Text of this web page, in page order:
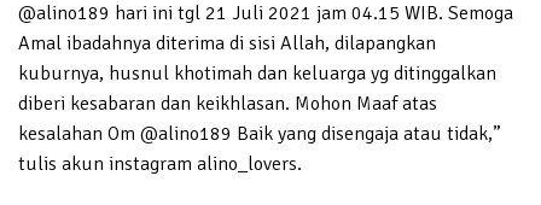
@alino189 hari ini tgl 21 Juli 2021 jam 04.15 WIB. Semoga
Amal ibadahnya diterima di sisi Allah, dilapangkan
kuburnya, husnul khotimah dan keluarga yg ditinggalkan
diberi kesabaran dan keikhlasan. Mohon Maaf atas
kesalahan Om @alino189 Baik yang disengaja atau tidak,”
tulis akun instagram alino_lovers.